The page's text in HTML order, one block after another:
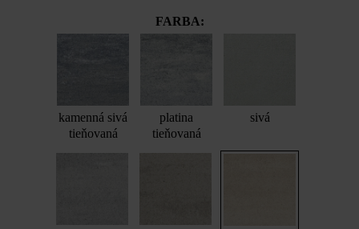
FARBA:
kamenná sivá
tieňovaná
platina
tieňovaná
sivá